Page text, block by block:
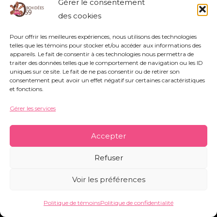
Gérer le consentement
des cookies
Pour offrir les meilleures expériences, nous utilisons des technologies
telles que les témoins pour stocker et/ou accéder aux informations des
appareils. Le fait de consentir à ces technologies nous permettra de
traiter des données telles que le comportement de navigation ou les ID
uniques sur ce site. Le fait de ne pas consentir ou de retirer son
consentement peut avoir un effet négatif sur certaines caractéristiques
et fonctions.
Gérer les services
Accepter
Refuser
Voir les préférences
Politique de témoinsPolitique de confidentialité
rue Nestor Bouliez - 59690 Vieux-Condé -
Politique de témoins- Conditions générales
Copyright © 2026 Orchidées 59 | Réalisé par CO&COM